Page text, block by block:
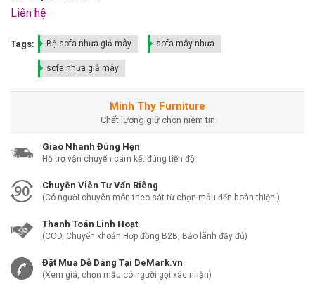
Liên hệ
Tags: Bộ sofa nhựa giả mây sofa mây nhựa
sofa nhựa giả mây
Minh Thy Furniture
Chất lượng giữ chọn niềm tin
Giao Nhanh Đúng Hẹn
Hỗ trợ vận chuyển cam kết đúng tiến độ
Chuyên Viên Tư Vấn Riêng
(Có người chuyên môn theo sát từ chọn mẫu đến hoàn thiện )
Thanh Toán Linh Hoạt
(COD, Chuyển khoản Hợp đồng B2B, Bảo lãnh đầy đủ)
Đặt Mua Dễ Dàng Tại DeMark.vn
(Xem giá, chọn mẫu có người gọi xác nhận)